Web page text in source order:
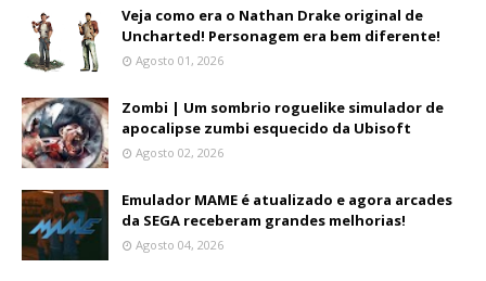
Veja como era o Nathan Drake original de
Uncharted! Personagem era bem diferente!
Agosto 01, 2026
Zombi | Um sombrio roguelike simulador de
apocalipse zumbi esquecido da Ubisoft
Agosto 02, 2026
Emulador MAME é atualizado e agora arcades
da SEGA receberam grandes melhorias!
Agosto 04, 2026